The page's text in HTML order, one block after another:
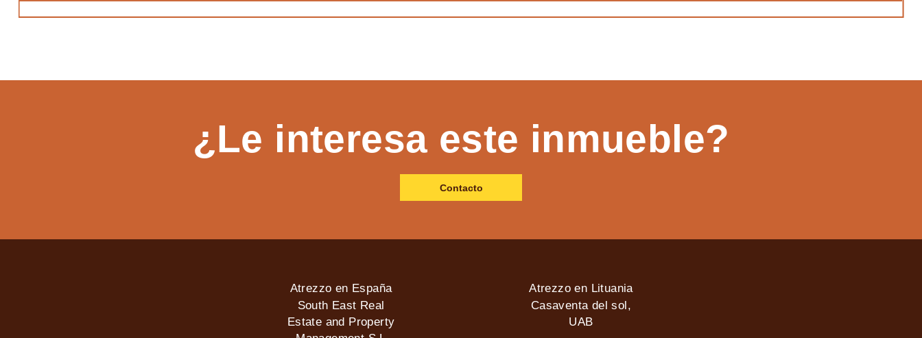
¿Le interesa este inmueble?
Contacto
Atrezzo en España
South East Real
Estate and Property
Atrezzo en Lituania
Casaventa del sol,
UAB